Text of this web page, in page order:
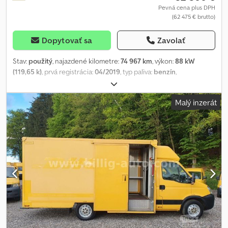
Article 66, § 1. of the Civil Code. The seller is not liable for any
Pevná cena plus DPH
(62 475 € brutto)
Dopytovať sa Zavolať
Stav: použitý, najazdené kilometre:74 967 km, výkon:88 kW
(119,65 k), prvá registrácia:04/2019, typ paliva: benzín,
1 995 kg, maximálna hmotnosť nákladu:
415 kg, celková hmotnosť:2 410 kg, ďalšia kontrola (TÜV):11/2025,
typ prevodu:mechanický, emisná trieda:Euro 6, dĺžka ložného
priestoru:2 400 mm, šírka ložného priestoru:1 850 mm, výška
ložného priestoru:2 000 mm, Výbava:ABS, airbag, centrálne
zamykanie, elektronický stabilizačný program (ESP),
imobilizačný systém, klimatizácia, navigačný systém, palubný
počítač
, Net price €52,500.00 plus 19% VAT Dcjdpfx Aot A A R
Iondek We offer you custom-made lightweight box bodies built
on new or used chassis in various body lengths. The body and
interior fittings are always individually tailored to your functional
and design requirements. The sales body structure and the
interior fittings are NEW. Features include: sales hatch on the
right, rear step, LED lights, reversing camera, non-slip industrial
Malý inzerát